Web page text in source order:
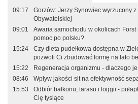
09:17
Gorzów: Jerzy Synowiec wyrzucony
Obywatelskiej
09:01
Awaria samochodu w okolicach Forst
pomoc po polsku?
15:24
Czy dieta pudełkowa dostępna w
pozwoli Ci zbudować formę na lato
15:22
Regeneracja organizmu - dlaczego
08:46
Wpływ jakości sit na efektywność
15:53
Odbiór balkonu, tarasu i loggii -
Cię tysiące